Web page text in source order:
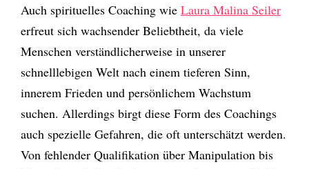
Auch spirituelles Coaching wie Laura Malina Seiler
erfreut sich wachsender Beliebtheit, da viele
Menschen verständlicherweise in unserer
schnelllebigen Welt nach einem tieferen Sinn,
innerem Frieden und persönlichem Wachstum
suchen. Allerdings birgt diese Form des Coachings
auch spezielle Gefahren, die oft unterschätzt werden.
Von fehlender Qualifikation über Manipulation bis